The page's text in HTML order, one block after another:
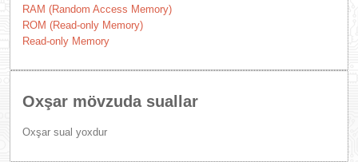
RAM (Random Access Memory)
ROM (Read-only Memory)
Read-only Memory
Oxşar mövzuda suallar
Oxşar sual yoxdur